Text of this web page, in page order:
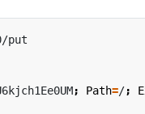
; Path=/;